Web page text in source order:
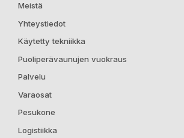
Meistä
Yhteystiedot
Käytetty tekniikka
Puoliperävaunujen vuokraus
Palvelu
Varaosat
Pesukone
Logistiikka